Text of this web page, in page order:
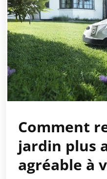
Comment
jardin plus
agréable à